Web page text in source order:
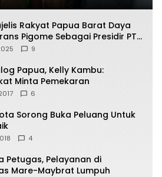
Rakyat Papua Barat Daya
Pigome Sebagai Presidir PT
9
Papua, Kelly Kambu:
Minta Pemekaran
6
Sorong Buka Peluang Untuk
4
Petugas, Pelayanan di
Mare-Maybrat Lumpuh